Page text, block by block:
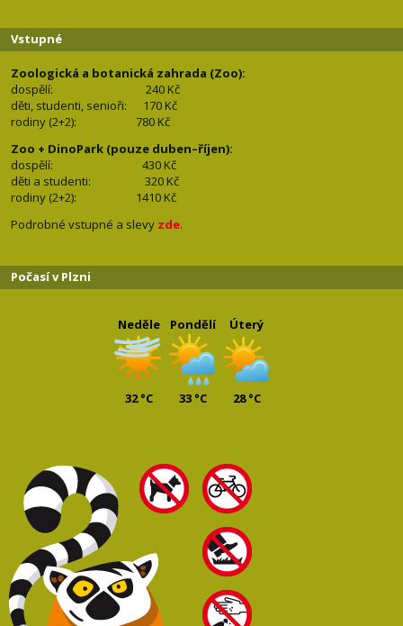
Vstupné
Zoologická a botanická zahrada (Zoo):
dospělí:
240 Kč
děti, studenti, senioři: 170 Kč
rodiny (2+2): 780 Kč
Zoo + DinoPark (pouze duben–říjen):
dospělí: 430 Kč
děti a studenti: 320 Kč
rodiny (2+2): 1410 Kč
Podrobné vstupné a slevy zde.
Počasí v Plzni
Neděle
32 °C
Pondělí
33 °C
Úterý
28 °C